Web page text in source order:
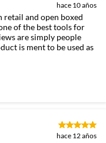
hace 10 años
and open boxed
of the best tools for
are simply people
is ment to be used as
hace 12 años